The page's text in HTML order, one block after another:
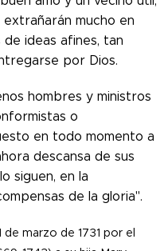
mucho en
ideas afines, tan
por Dios.
hombres y ministros
o
en todo momento a
descansa de sus
siguen, en la
de la gloria".
marzo de 1731 por el